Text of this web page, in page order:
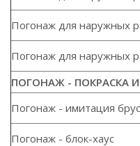
Погонаж для наружных
Погонаж для наружных
ПОГОНАЖ - ПОКРАСКА
Погонаж - имитация
Погонаж - блок-хаус